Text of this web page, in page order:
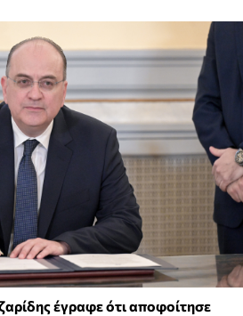
έγραφε ότι αποφοίτησε